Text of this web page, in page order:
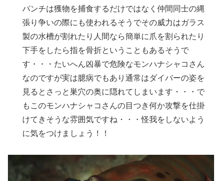
パンチは獲物を捕食するだけではなく仲間同士の縄
張り争いの際にも使われるそうでその威力はガラス
製の水槽が割れたり人間なら簡単に爪を割られたり
下手をしたら指を骨折ということもあるそうで
す・・・たいへん凶暴で危険なモンハナシャコさん
なのですが実は臆病でもあり通常はダイバーの姿を
見るとさっと巣穴の奥に隠れてしまいます・・・で
もこのモンハナシャコさんの目つき何か攻撃を仕掛
けてきそうな雰囲気ですね・・・怪我をしないよう
に気をつけましょう！！